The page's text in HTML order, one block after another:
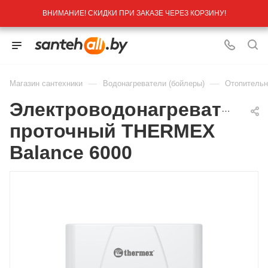
ВНИМАНИЕ! СКИДКИ ПРИ ЗАКАЗЕ ЧЕРЕЗ КОРЗИНУ!
Магазин сантехники — Водонагреватели (бойлеры) —
Электроводонагреватель
проточный THERMEX
Balance 6000